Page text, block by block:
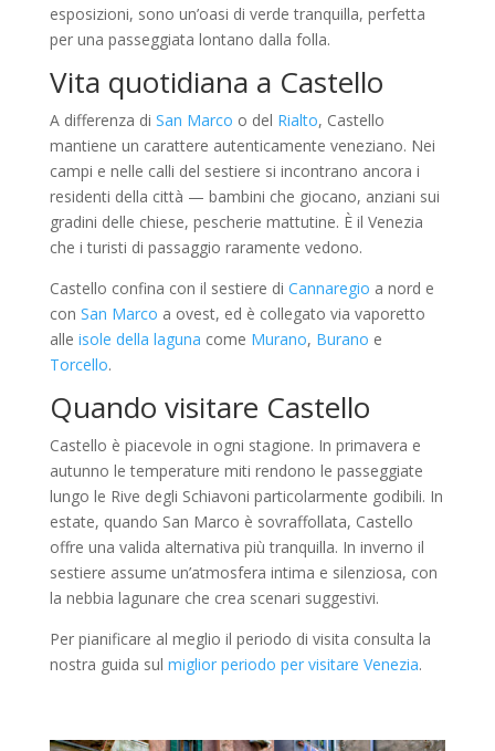
esposizioni, sono un’oasi di verde tranquilla, perfetta
per una passeggiata lontano dalla folla.
Vita quotidiana a Castello
A differenza di San Marco o del Rialto, Castello
mantiene un carattere autenticamente veneziano. Nei
campi e nelle calli del sestiere si incontrano ancora i
residenti della città — bambini che giocano, anziani sui
gradini delle chiese, pescherie mattutine. È il Venezia
che i turisti di passaggio raramente vedono.
Castello confina con il sestiere di Cannaregio a nord e
con San Marco a ovest, ed è collegato via vaporetto
alle isole della laguna come Murano, Burano e
Torcello.
Quando visitare Castello
Castello è piacevole in ogni stagione. In primavera e
autunno le temperature miti rendono le passeggiate
lungo le Rive degli Schiavoni particolarmente godibili. In
estate, quando San Marco è sovraffollata, Castello
offre una valida alternativa più tranquilla. In inverno il
sestiere assume un’atmosfera intima e silenziosa, con
la nebbia lagunare che crea scenari suggestivi.
Per pianificare al meglio il periodo di visita consulta la
nostra guida sul miglior periodo per visitare Venezia.